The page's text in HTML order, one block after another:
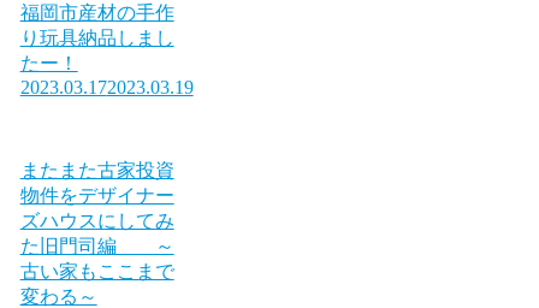
福岡市産材の手作
り玩具納品しまし
たー！
2023.03.172023.03.19
またまた古家投資
物件をデザイナー
ズハウスにしてみ
た旧門司編 ～
古い家もここまで
変わる～